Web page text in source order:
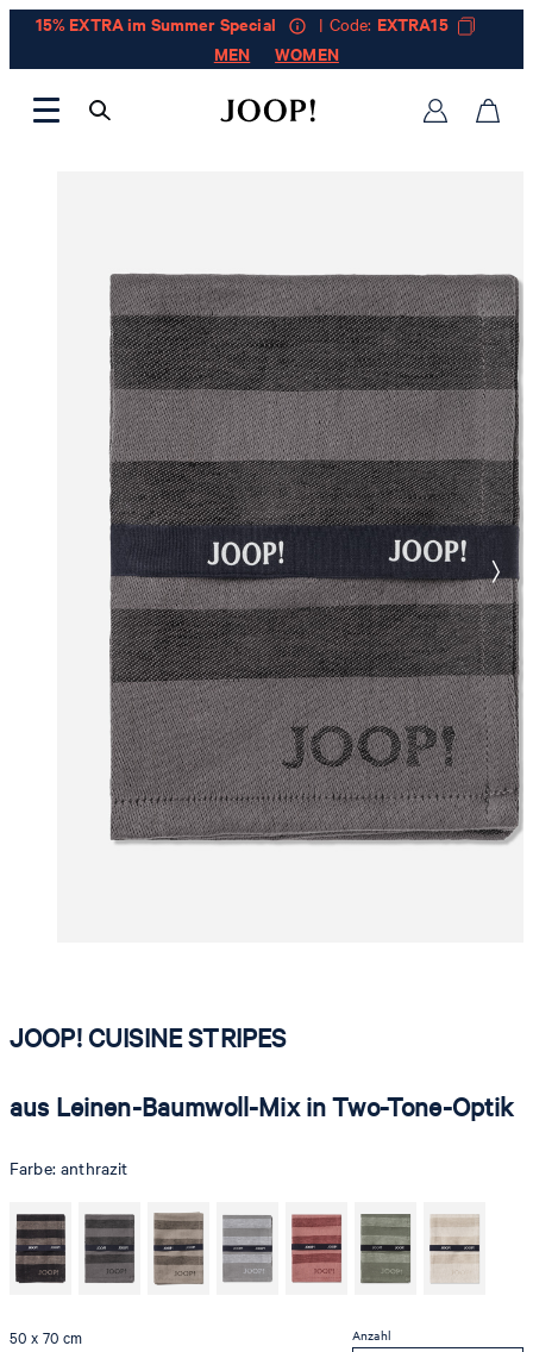
15% EXTRA im Summer Special | Code: EXTRA15
MEN
WOMEN
JOOP! CUISINE STRIPES
aus Leinen-Baumwoll-Mix in Two-Tone-Optik
Farbe:anthrazit
50 x 70 cm
Anzahl